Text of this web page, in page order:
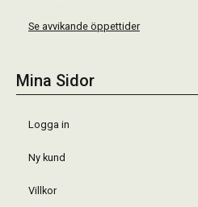
Se avvikande öppettider
Mina Sidor
Logga in
Ny kund
Villkor